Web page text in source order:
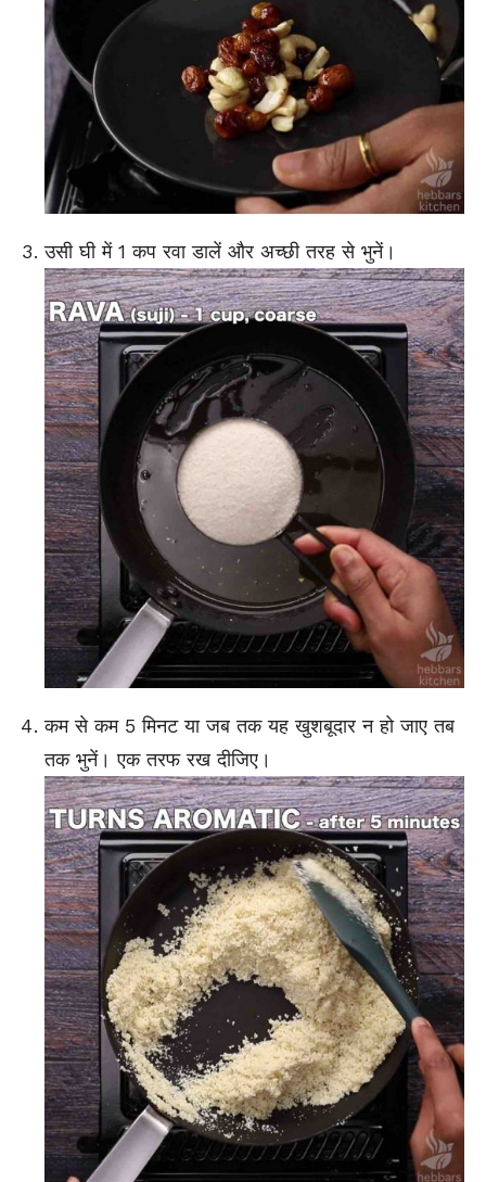
उसी घी में 1 कप रवा डालें और अच्छी तरह से भुनें।
कम से कम 5 मिनट या जब तक यह खुशबूदार न हो जाए तब
तक भुनें। एक तरफ रख दीजिए।